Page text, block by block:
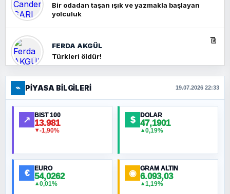
Bir odadan taşan ışık ve yazmakla başlayan
yolculuk
FERDA AKGÜL
Türkleri öldür!
FERHAT BÜYÜKKALKAN
Ankara Zirvesi: NATO Toplantısı mı, Yeni
Ortadoğu Haritasının Provası mı?
MURAT ÖZKAN
⌁ PIYASA BILGILERI 19.07.2026 22:33
↗ BIST 100
13.981
▼-1,90%
$ DOLAR
47,1901
▲0,19%
€ EURO
54,0262
▲0,01%
◉ GRAM ALTIN
6.093,03
▲1,19%